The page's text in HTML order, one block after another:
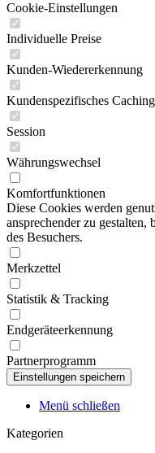
Cookie-Einstellungen
Individuelle Preise
Kunden-Wiedererkennung
Kundenspezifisches Caching
Session
Währungswechsel
Komfortfunktionen
Diese Cookies werden
ansprechender zu
des Besuchers.
Merkzettel
Statistik & Tracking
Endgeräteerkennung
Partnerprogramm
Menü schließen
Kategorien